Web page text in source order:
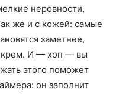
неровности,
же и с кожей: самые
заметнее,
крем. И — хоп — вы
этого поможет
он заполнит